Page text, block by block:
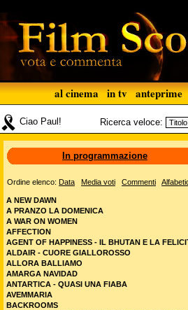
al cinema in tv anteprime
Ciao Paul! Ricerca veloce:
In programmazione
Ordine elenco: Data Media voti Commenti
A NEW DAWN
A PRANZO LA DOMENICA
A WAR ON WOMEN
AFFECTION
AGENT OF HAPPINESS - IL BHUTAN E LA
ALDAIR - CUORE GIALLOROSSO
ALLORA BALLIAMO
AMARGA NAVIDAD
ANTARTICA - QUASI UNA FIABA
AVEMMARIA
BACKROOMS